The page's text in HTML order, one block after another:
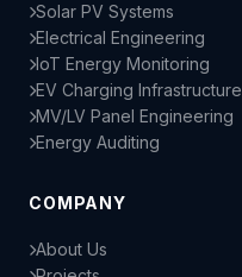
Solar PV Systems
Electrical Engineering
IoT Energy Monitoring
EV Charging Infrastructure
MV/LV Panel Engineering
Energy Auditing
COMPANY
About Us